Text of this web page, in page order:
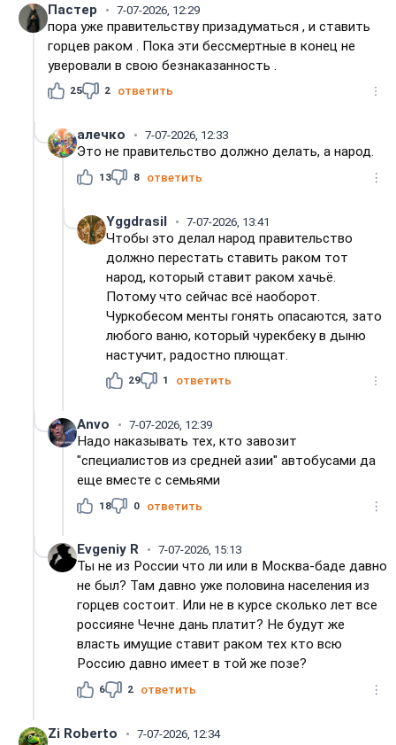
Пастер 7-07-2026, 12:29
пора уже правительству призадуматься , и ставить
горцев раком . Пока эти бессмертные в конец не
уверовали в свою безнаказанность .
25 2 ответить
алечко 7-07-2026, 12:33
Это не правительство должно делать, а народ.
13 8 ответить
Yggdrasil 7-07-2026, 13:41
Чтобы это делал народ правительство
должно перестать ставить раком тот
народ, который ставит раком хачьё.
Потому что сейчас всё наоборот.
Чуркобесом менты гонять опасаются, зато
любого ваню, который чурекбеку в дыню
настучит, радостно плющат.
29 1 ответить
Anvo 7-07-2026, 12:39
Надо наказывать тех, кто завозит
"специалистов из средней азии" автобусами да
еще вместе с семьями
18 0 ответить
Evgeniy R 7-07-2026, 15:13
Ты не из России что ли или в Москва-баде давно
не был? Там давно уже половина населения из
горцев состоит. Или не в курсе сколько лет все
россияне Чечне дань платит? Не будут же
власть имущие ставит раком тех кто всю
Россию давно имеет в той же позе?
6 2 ответить
Zi Roberto 7-07-2026, 12:34